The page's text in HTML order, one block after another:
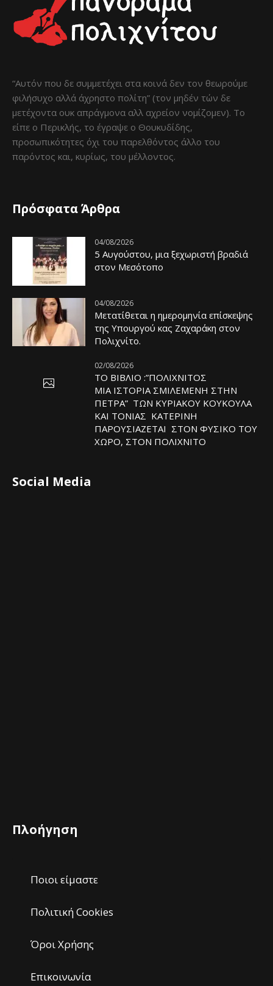
“Αυτόν που δε συμμετέχει στα κοινά δεν τον θεωρούμε
φιλήσυχο αλλά άχρηστο πολίτη” (τον μηδέν τών δε
μετέχοντα ουκ απράγμονα αλλ αχρείον νομίζομεν). Το
είπε ο Περικλής, το έγραψε ο Θουκυδίδης,
προσωπικότητες όχι του παρελθόντος άλλο του
παρόντος και, κυρίως, του μέλλοντος.
Πρόσφατα Άρθρα
04/08/2026
5 Αυγούστου, μια ξεχωριστή βραδιά
στον Μεσότοπο
04/08/2026
Μετατίθεται η ημερομηνία επίσκεψης
της Υπουργού κας Ζαχαράκη στον
Πολιχνίτο.
02/08/2026
ΤΟ ΒΙΒΛΙΟ :”ΠΟΛΙΧΝΙΤΟΣ
ΜΙΑ ΙΣΤΟΡΙΑ ΣΜΙΛΕΜΕΝΗ ΣΤΗΝ
ΠΕΤΡΑ” ΤΩΝ ΚΥΡΙΑΚΟΥ ΚΟΥΚΟΥΛΑ
ΚΑΙ ΤΟΝΙΑΣ ΚΑΤΕΡΙΝΗ
ΠΑΡΟΥΣΙΑΖΕΤΑΙ ΣΤΟΝ ΦΥΣΙΚΟ ΤOY
ΧΩΡΟ, ΣΤΟΝ ΠΟΛΙΧΝΙΤΟ
Social Media
Πλοήγηση
Ποιοι είμαστε
Πολιτική Cookies
Όροι Χρήσης
Επικοινωνία